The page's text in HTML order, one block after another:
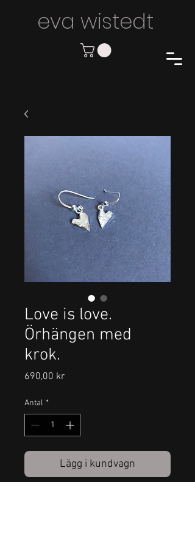
eva wistedt
Love is love.
Örhängen med
krok.
690,00 krPris
Antal *
Lägg i kundvagn